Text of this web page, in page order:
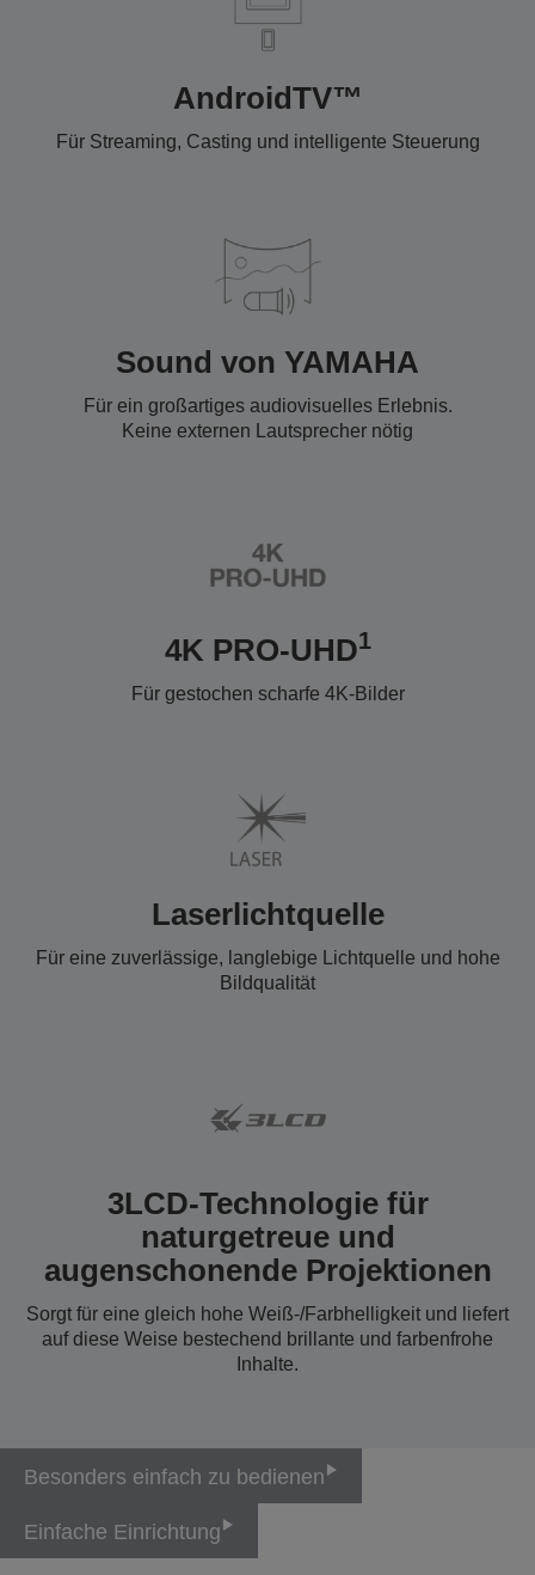
AndroidTV™
Für Streaming, Casting und intelligente Steuerung
Sound von YAMAHA
Für ein großartiges audiovisuelles Erlebnis.
Keine externen Lautsprecher nötig
4K PRO-UHD1
Für gestochen scharfe 4K-Bilder
Laserlichtquelle
Für eine zuverlässige, langlebige Lichtquelle und hohe
Bildqualität
3LCD-Technologie für
naturgetreue und
augenschonende Projektionen
Sorgt für eine gleich hohe Weiß-/Farbhelligkeit und liefert
auf diese Weise bestechend brillante und farbenfrohe
Inhalte.
Besonders einfach zu bedienen
Einfache Einrichtung